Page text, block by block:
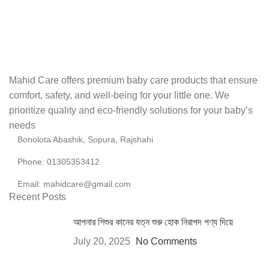
Mahid Care offers premium baby care products that ensure
comfort, safety, and well-being for your little one. We
prioritize quality and eco-friendly solutions for your baby’s
needs
Bonolota Abashik, Sopura, Rajshahi
Phone: 01305353412
Email: mahidcare@gmail.com
Recent Posts
আপনার শিশুর কানের যত্ন শুরু হোক নিরাপদ পণ্য দিয়ে
July 20, 2025
No Comments